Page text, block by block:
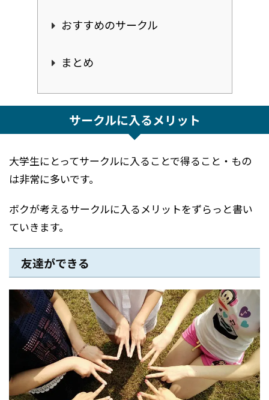
おすすめのサークル
まとめ
サークルに入るメリット
大学生にとってサークルに入ることで得ること・もの
は非常に多いです。
ボクが考えるサークルに入るメリットをずらっと書い
ていきます。
友達ができる